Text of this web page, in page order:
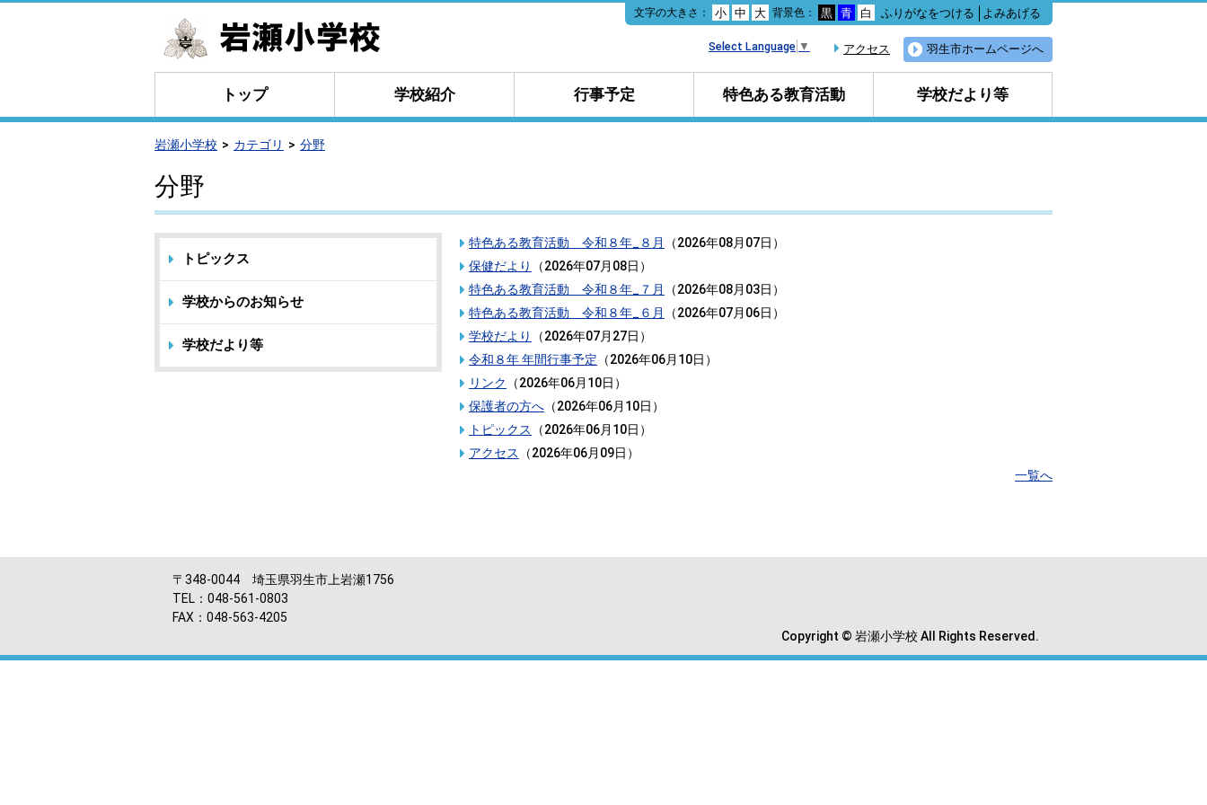
本
文
文字の大きさ： 小 中 大 背景色： 黒 青 白 ふりがなをつける よみあげる
羽生市ホームページへ
アクセス
Select Language ▼
トップ 学校紹介 行事予定 特色ある教育活動 学校だより等
岩瀬小学校 カテゴリ 分野
分野
特色ある教育活動 令和８年_８月 （2026年08月07日 ）
保健だより
（2026年07月08日 ）
特色ある教育活動 令和８年_７月
（2026年08月03日 ）
特色ある教育活動 令和８年_６月
（2026年07月06日 ）
学校だより
（2026年07月27日 ）
令和８年 年間行事予定 （2026年06月10日 ）
リンク
（2026年06月10日 ）
保護者の方へ （2026年06月10日 ）
トピックス
（2026年06月10日 ）
アクセス
（2026年06月09日 ）
一覧へ
トピックス
学校からのお知らせ
学校だより等
〒348-0044 埼玉県羽生市上岩瀬1756
TEL：048-561-0803
FAX：048-563-4205
Copyright © 岩瀬小学校 All Rights Reserved.